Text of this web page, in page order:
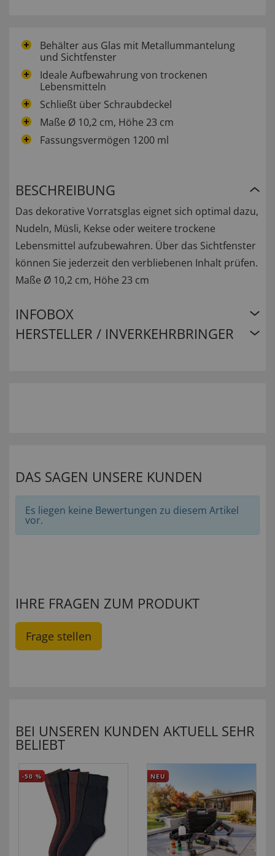
Behälter aus Glas mit Metallummantelung
und Sichtfenster
Ideale Aufbewahrung von trockenen
Lebensmitteln
Schließt über Schraubdeckel
Maße Ø 10,2 cm, Höhe 23 cm
Fassungsvermögen 1200 ml
BESCHREIBUNG
Das dekorative Vorratsglas eignet sich optimal dazu,
Nudeln, Müsli, Kekse oder weitere trockene
Lebensmittel aufzubewahren. Über das Sichtfenster
können Sie jederzeit den verbliebenen Inhalt prüfen.
Maße Ø 10,2 cm, Höhe 23 cm
INFOBOX
HERSTELLER / INVERKEHRBRINGER
DAS SAGEN UNSERE KUNDEN
Es liegen keine Bewertungen zu diesem Artikel
vor.
IHRE FRAGEN ZUM PRODUKT
Frage stellen
BEI UNSEREN KUNDEN AKTUELL SEHR
BELIEBT
-50 % NEU